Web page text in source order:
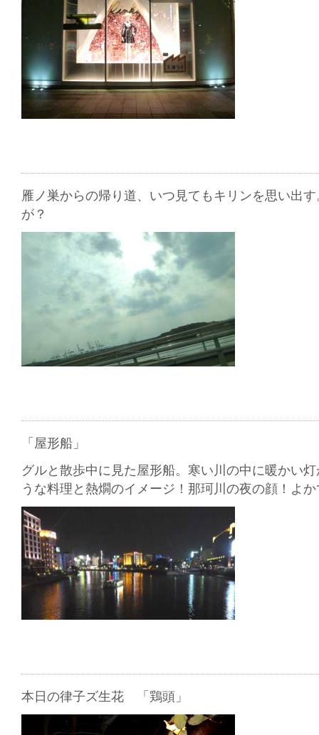
雁ノ巣からの帰り道、いつ見てもキリンを思い出
が？
「屋形船」
グルと散歩中に見た屋形船。寒い川の中に暖かい
うな料理と熱燗のイメージ！那珂川の夜の顔！よ
本日の律子ズ生花 「鶏頭」